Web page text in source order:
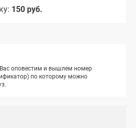
150 руб.
оповестим и вышлем номер
по которому можно